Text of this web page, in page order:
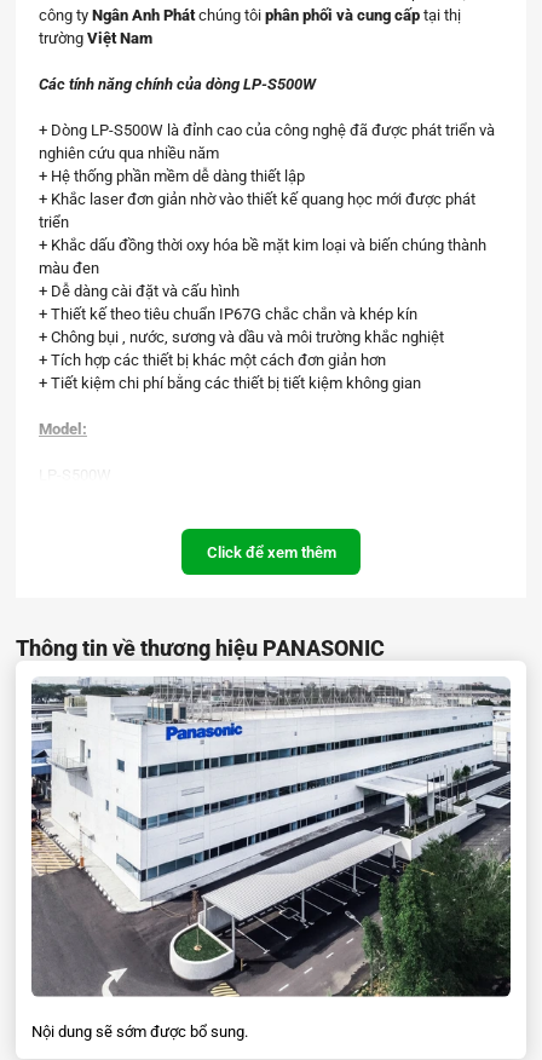
công ty Ngân Anh Phátchúng tôi phân phối và cung cấptại thị
trường Việt Nam
Các tính năng chính của dòng LP-S500W
+ Dòng LP-S500W là đỉnh cao của công nghệ đã được phát triển và
nghiên cứu qua nhiều năm
+ Hệ thống phần mềm dễ dàng thiết lập
+ Khắc laser đơn giản nhờ vào thiết kế quang học mới được phát
triển
+ Khắc dấu đồng thời oxy hóa bề mặt kim loại và biến chúng thành
màu đen
+ Dễ dàng cài đặt và cấu hình
+ Thiết kế theo tiêu chuẩn IP67G chắc chắn và khép kín
+ Chông bụi , nước, sương và dầu và môi trường khắc nghiệt
+ Tích hợp các thiết bị khác một cách đơn giản hơn
+ Tiết kiệm chi phí bằng các thiết bị tiết kiệm không gian
Model:
Ứng dụng của máy khắc laser FAYb:
Click để xem thêm
Thông tin về thương hiệu PANASONIC
Nội dung sẽ sớm được bổ sung.